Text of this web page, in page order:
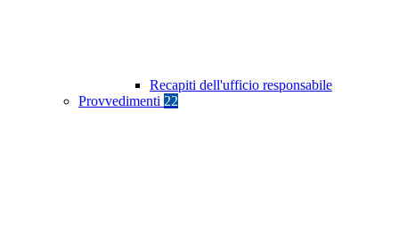
Recapiti dell'ufficio responsabile
Provvedimenti 22